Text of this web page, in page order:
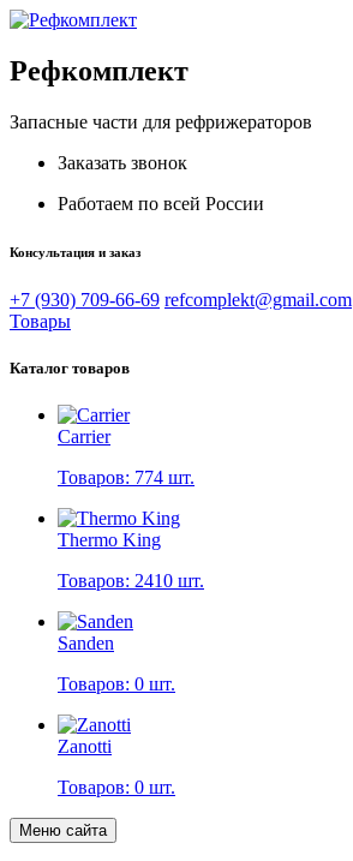
Рефкомплект
Запасные части для рефрижераторов
Заказать звонок
Работаем по всей России
Консультация и заказ
+7 (930) 709-66-69 refcomplekt@gmail.com
Товары
Каталог товаров
Carrier
Товаров: 774 шт.
Thermo King
Товаров: 2410 шт.
Sanden
Товаров: 0 шт.
Zanotti
Товаров: 0 шт.
Меню сайта